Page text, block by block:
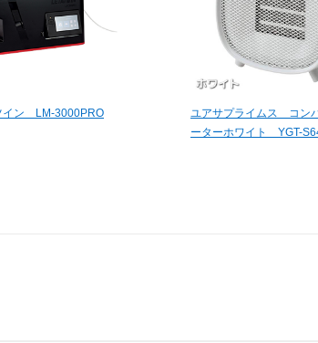
ン LM-3000PRO
ユアサプライムス コン
ーターホワイト YGT-